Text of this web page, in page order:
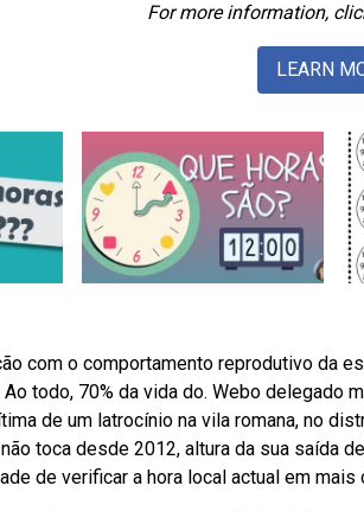
For more information,
LEARN
com o comportamento reprodutivo da
todo, 70% da vida do. Webo delegado
de um latrocínio na vila romana, no
toca desde 2012, altura da sua saída
de verificar a hora local actual em